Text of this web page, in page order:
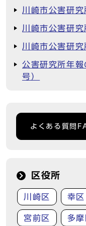
川崎市公害研
川崎市公害研
川崎市公害研
公害研究所年
号）
よくある質問
区役所
川崎区 幸区
宮前区 多摩